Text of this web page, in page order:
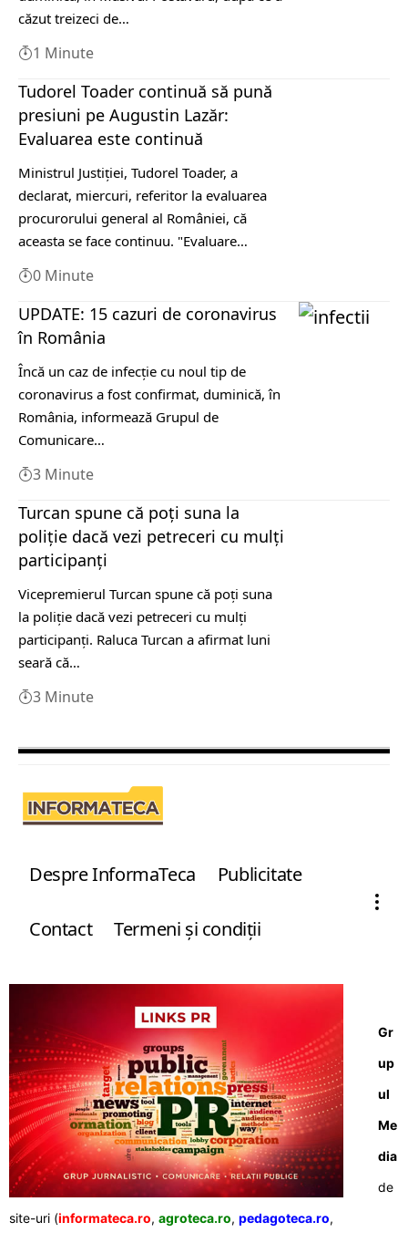
căzut treizeci de…
1 Minute
Tudorel Toader continuă să pună
presiuni pe Augustin Lazăr:
Evaluarea este continuă
Ministrul Justiției, Tudorel Toader, a
declarat, miercuri, referitor la evaluarea
procurorului general al României, că
aceasta se face continuu. "Evaluare…
0 Minute
UPDATE: 15 cazuri de coronavirus
în România
Încă un caz de infecţie cu noul tip de
coronavirus a fost confirmat, duminică, în
România, informează Grupul de
Comunicare…
3 Minute
Turcan spune că poți suna la
poliție dacă vezi petreceri cu mulți
participanți
Vicepremierul Turcan spune că poți suna
la poliție dacă vezi petreceri cu mulți
participanți. Raluca Turcan a afirmat luni
seară că…
3 Minute
Despre InformaTeca Publicitate
Contact Termeni şi condiţii
Gr
up
ul
Me
dia
de
site-uri (informateca.ro, agroteca.ro, pedagoteca.ro,